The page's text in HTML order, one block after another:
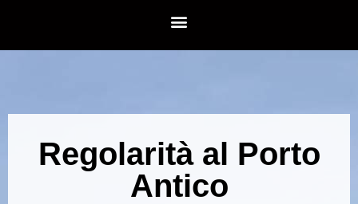
Regolarità al Porto
Antico